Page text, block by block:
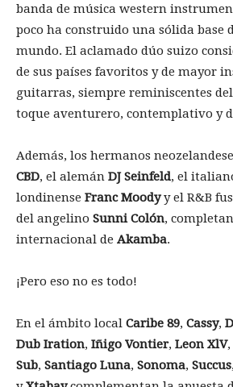
banda de música western
poco ha construido una sólida base
mundo. El aclamado dúo suizo
de sus países favoritos y de mayor
guitarras, siempre reminiscentes
toque aventurero, contemplativo y
Además, los hermanos
CBD, el alemán DJ Seinfeld, el
londinense Franc Moodyy el R&B
del angelino Sunni Colón,
internacional de Akamba.
¡Pero eso no es todo!
En el ámbito local Caribe 89, Cassy,
Dub Iration, Iñigo Vontier, Leon XlV,
Sub, Santiago Luna, Sonoma, Succus,